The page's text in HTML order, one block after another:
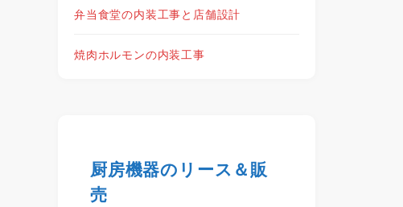
弁当食堂の内装工事と店舗設計
焼肉ホルモンの内装工事
厨房機器のリース＆販
売